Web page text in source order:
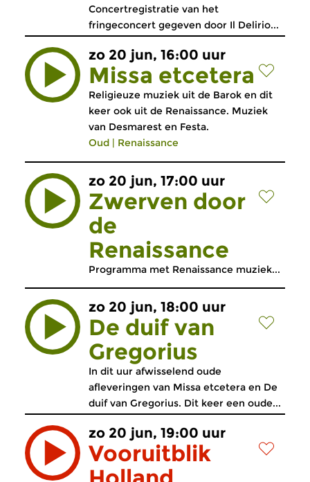
Concertregistratie van het
fringeconcert gegeven door Il Delirio...
zo 20 jun, 16:00 uur
Missa etcetera
Religieuze muziek uit de Barok en dit
keer ook uit de Renaissance. Muziek
van Desmarest en Festa.
Oud | Renaissance
zo 20 jun, 17:00 uur
Zwerven door
de
Renaissance
Programma met Renaissance muziek...
zo 20 jun, 18:00 uur
De duif van
Gregorius
In dit uur afwisselend oude
afleveringen van Missa etcetera en De
duif van Gregorius. Dit keer een oude...
zo 20 jun, 19:00 uur
Vooruitblik